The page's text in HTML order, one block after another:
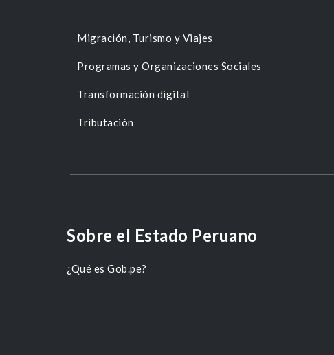
Migración, Turismo y Viajes
Programas y Organizaciones Sociales
Transformación digital
Tributación
Sobre el Estado Peruano
¿Qué es Gob.pe?